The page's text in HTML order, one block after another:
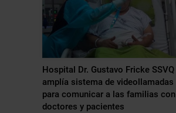
Hospital Dr. Gustavo Fricke SSVQ
amplía sistema de videollamadas
para comunicar a las familias con
doctores y pacientes